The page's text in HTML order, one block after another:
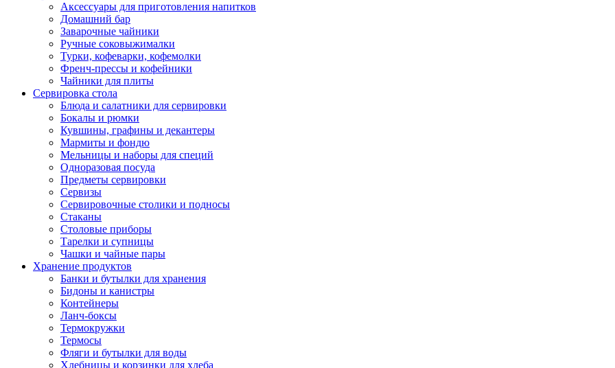
Аксессуары для приготовления напитков
Домашний бар
Заварочные чайники
Ручные соковыжималки
Турки, кофеварки, кофемолки
Френч-прессы и кофейники
Чайники для плиты
Сервировка стола
Блюда и салатники для сервировки
Бокалы и рюмки
Кувшины, графины и декантеры
Мармиты и фондю
Мельницы и наборы для специй
Одноразовая посуда
Предметы сервировки
Сервизы
Сервировочные столики и подносы
Стаканы
Столовые приборы
Тарелки и супницы
Чашки и чайные пары
Хранение продуктов
Банки и бутылки для хранения
Бидоны и канистры
Контейнеры
Ланч-боксы
Термокружки
Термосы
Фляги и бутылки для воды
Хлебницы и корзинки для хлеба